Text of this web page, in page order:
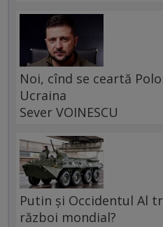
Noi, cînd se ceartă
Ucraina
Sever VOINESCU
Putin și Occidentul Al
război mondial?